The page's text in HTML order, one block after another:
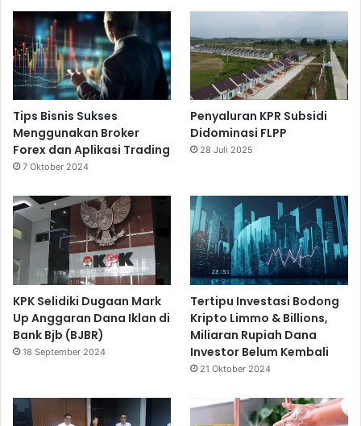
Tips Bisnis Sukses
Menggunakan Broker
Forex dan Aplikasi Trading
7 Oktober 2024
Penyaluran KPR Subsidi
Didominasi FLPP
28 Juli 2025
KPK Selidiki Dugaan Mark
Up Anggaran Dana Iklan di
Bank Bjb (BJBR)
18 September 2024
Tertipu Investasi Bodong
Kripto Limmo & Billions,
Miliaran Rupiah Dana
Investor Belum Kembali
21 Oktober 2024